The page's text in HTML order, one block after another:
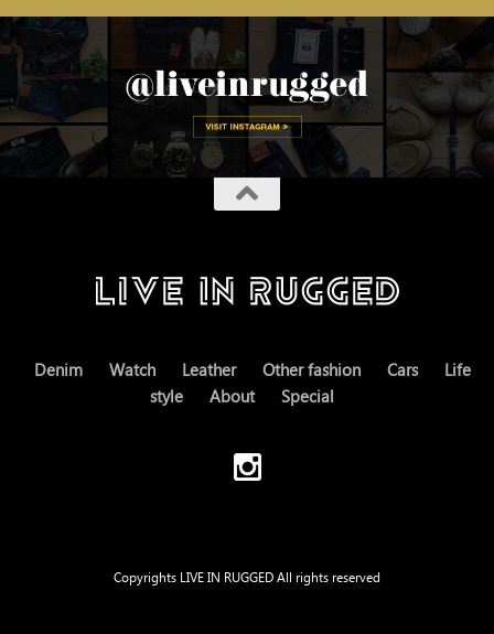
Denim Watch Leather Other fashion Cars
Life
style
About Special
Copyrights LIVE IN RUGGED All rights reserved